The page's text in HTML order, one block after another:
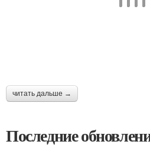
читать дальше →
Последние